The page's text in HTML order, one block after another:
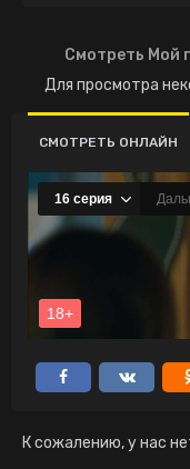
Смотреть Мой
Для просмотра
СМОТРЕТЬ ОНЛАЙН
К сожалению, у нас